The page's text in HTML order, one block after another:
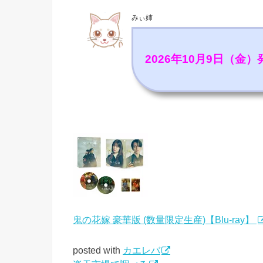
みぃ姉
2026年10月9日（金）
鬼の花嫁 豪華版 (数量限定生産)【Blu-ray】
posted with カエレバ